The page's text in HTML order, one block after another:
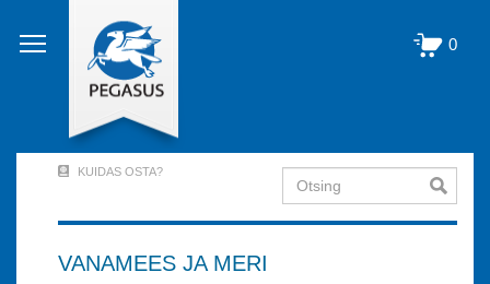
edasi
põhisisu
0
Account
Menu
KUIDAS OSTA? Otsing
VANAMEES JA MERI